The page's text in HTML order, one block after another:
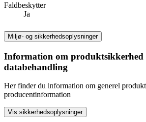
Faldbeskytter
Ja
Miljø- og sikkerhedsoplysninger
Information om produktsikkerhed
databehandling
Her finder du information om generel
producentinformation
Vis sikkerhedsoplysninger